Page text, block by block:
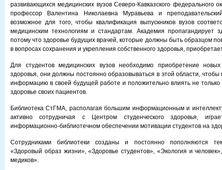
развивающихся медицинских вузов Северо-Кавказского федерального
профессор Валентина Николаевна Муравьева и
возможное для того, чтобы квалификация выпускников вузов
медицинским технологиям и стандартам. Академия пропагандирует
потому что здоровье будущих врачей, которые должны быть образцом
в вопросах сохранения и укрепления собственного здоровья,
Для студентов медицинских вузов необходимо приобретение
здоровья, они должны постоянно образовываться в этой области,
информацию в своей будущей работе и положительно влиять не только
здоровье своих пациентов.
Библиотека СтГМА, располагая большим информационным и
активно сотрудничая с Центром студенческого здоровья,
информационно-библиотечном обеспечении мотивации студентов на
Сотрудниками библиотеки созданы и постоянно пополняются
«Здоровый образ жизни», «Здоровье студентов», «Экология и
медиков».